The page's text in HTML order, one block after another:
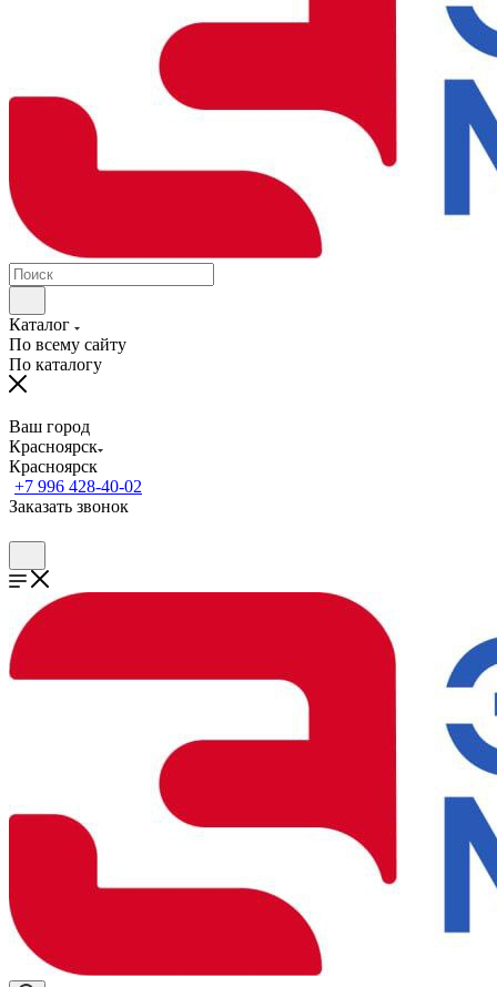
Каталог
По всему сайту
По каталогу
Ваш город
Красноярск
Красноярск
+7 996 428-40-02
Заказать звонок